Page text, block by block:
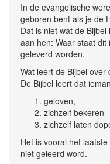
In de evangelische
geboren bent als je de
Dat is niet wat de
aan hen: Waar staat
geleverd worden.
Wat leert de Bijbel over
De Bijbel leert dat
geloven,
zichzelf bekeren
zichzelf laten
Het is vooral het
niet geleerd word.